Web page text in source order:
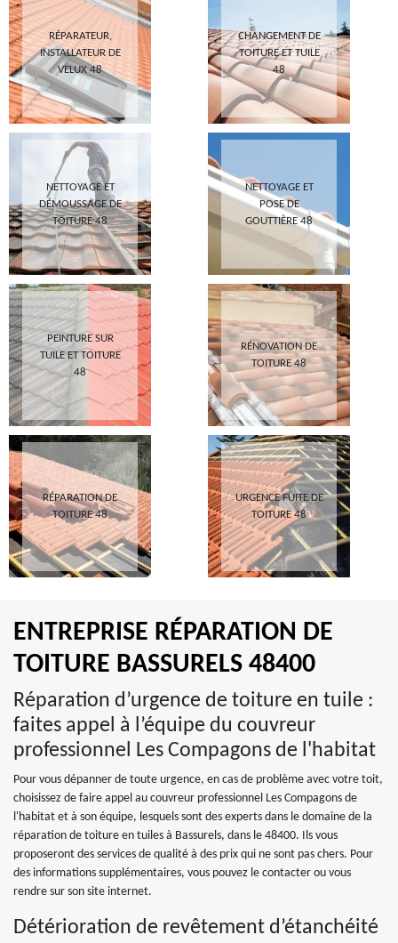
RÉPARATEUR,
INSTALLATEUR DE
VELUX 48
CHANGEMENT DE
TOITURE ET TUILE
48
NETTOYAGE ET
DÉMOUSSAGE DE
TOITURE 48
NETTOYAGE ET
POSE DE
GOUTTIÈRE 48
PEINTURE SUR
TUILE ET TOITURE
48
RÉNOVATION DE
TOITURE 48
RÉPARATION DE
TOITURE 48
URGENCE FUITE DE
TOITURE 48
ENTREPRISE RÉPARATION DE
TOITURE BASSURELS 48400
Réparation d’urgence de toiture en tuile :
faites appel à l’équipe du couvreur
professionnel Les Compagons de l'habitat
Pour vous dépanner de toute urgence, en cas de problème avec votre toit,
choisissez de faire appel au couvreur professionnel Les Compagons de
l'habitat et à son équipe, lesquels sont des experts dans le domaine de la
réparation de toiture en tuiles à Bassurels, dans le 48400. Ils vous
proposeront des services de qualité à des prix qui ne sont pas chers. Pour
des informations supplémentaires, vous pouvez le contacter ou vous
rendre sur son site internet.
Détérioration de revêtement d’étanchéité